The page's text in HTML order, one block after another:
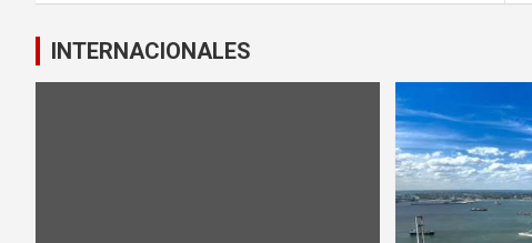
INTERNACIONALES